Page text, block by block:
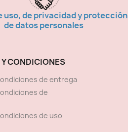
uso, de privacidad y protección
de datos personales
CONDICIONES
de entrega
de
de uso